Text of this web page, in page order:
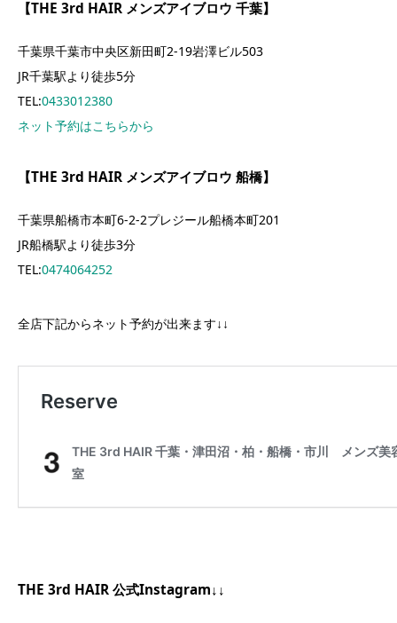
【THE 3rd HAIR メンズアイブロウ 千葉】
千葉県千葉市中央区新田町2-19岩澤ビル503
JR千葉駅より徒歩5分
TEL:0433012380
ネット予約はこちらから
【THE 3rd HAIR メンズアイブロウ 船橋】
千葉県船橋市本町6-2-2プレジール船橋本町201
JR船橋駅より徒歩3分
TEL:0474064252
全店下記からネット予約が出来ます↓↓
THE 3rd HAIR 公式Instagram↓↓